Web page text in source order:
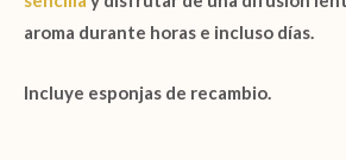
aroma durante horas e incluso días.
Incluye esponjas de recambio.